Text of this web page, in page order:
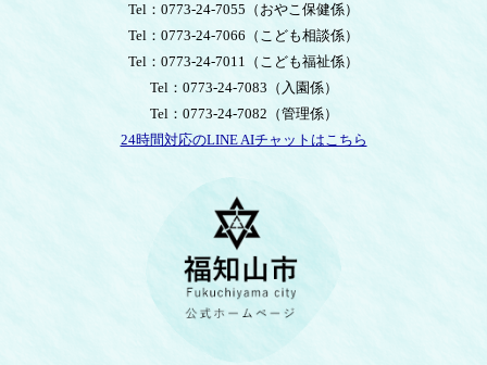
Tel：0773-24-7055 （おやこ保健係）
Tel：0773-24-7066 （こども相談係）
Tel：0773-24-7011 （こども福祉係）
Tel：0773-24-7083 （入園係）
Tel：0773-24-7082 （管理係）
24時間対応のLINE AIチャットはこちら